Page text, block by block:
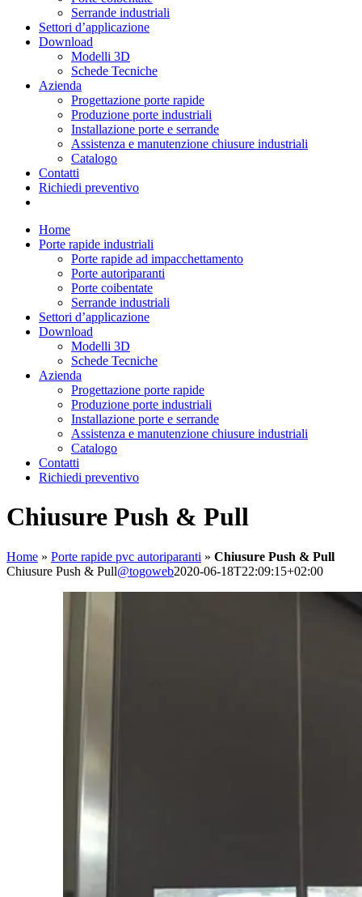
Serrande industriali
Settori d’applicazione
Download
Modelli 3D
Schede Tecniche
Azienda
Progettazione porte rapide
Produzione porte industriali
Installazione porte e serrande
Assistenza e manutenzione chiusure industriali
Catalogo
Contatti
Richiedi preventivo
Home
Porte rapide industriali
Porte rapide ad impacchettamento
Porte autoriparanti
Porte coibentate
Serrande industriali
Settori d’applicazione
Download
Modelli 3D
Schede Tecniche
Azienda
Progettazione porte rapide
Produzione porte industriali
Installazione porte e serrande
Assistenza e manutenzione chiusure industriali
Catalogo
Contatti
Richiedi preventivo
Chiusure Push & Pull
Home » Porte rapide pvc autoriparanti » Chiusure Push & Pull
Chiusure Push & Pull@togoweb2020-06-18T22:09:15+02:00